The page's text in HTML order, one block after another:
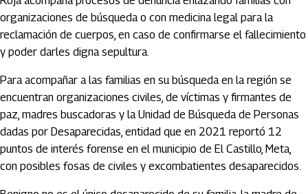
organizaciones de búsqueda o con medicina legal para la
reclamación de cuerpos, en caso de confirmarse el fallecimiento
y poder darles digna sepultura.
Para acompañar a las familias en su búsqueda en la región se
encuentran organizaciones civiles, de víctimas y firmantes de
paz, madres buscadoras y la Unidad de Búsqueda de Personas
dadas por Desaparecidas, entidad que en 2021 reportó 12
puntos de interés forense en el municipio de El Castillo, Meta,
con posibles fosas de civiles y excombatientes desaparecidos.